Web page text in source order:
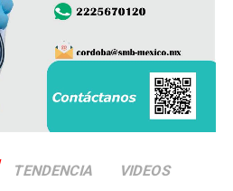
TENDENCIA VIDEOS